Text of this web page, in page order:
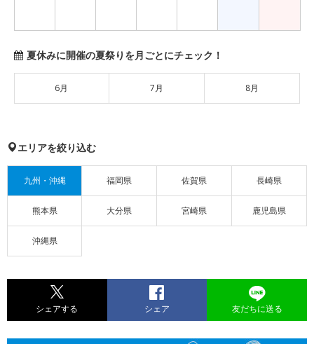
夏休みに開催の夏祭りを月ごとにチェック！
6月 7月 8月
エリアを絞り込む
九州・沖縄 福岡県 佐賀県 長崎県
熊本県 大分県 宮崎県 鹿児島県
沖縄県
シェアする シェア 友だちに送る